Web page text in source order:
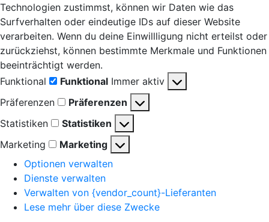
Technologien zustimmst, können wir Daten wie das
Surfverhalten oder eindeutige IDs auf dieser Website
verarbeiten. Wenn du deine Einwillligung nicht erteilst oder
zurückziehst, können bestimmte Merkmale und Funktionen
beeinträchtigt werden.
Funktional
Funktional Immer aktiv
Präferenzen
Präferenzen
Statistiken
Statistiken
Marketing
Marketing
Optionen verwalten
Dienste verwalten
Verwalten von {vendor_count}-Lieferanten
Lese mehr über diese Zwecke